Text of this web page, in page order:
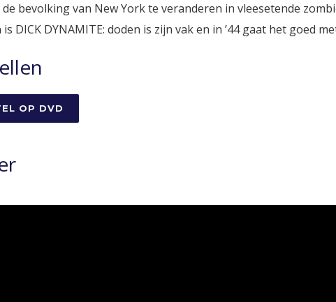
bevolking van New York te veranderen in vleesetende
DICK DYNAMITE: doden is zijn vak en in ’44 gaat het goed
OP DVD